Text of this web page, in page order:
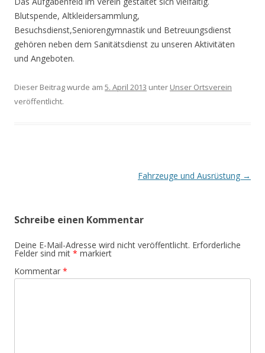
Blutspende, Altkleidersammlung,
Besuchsdienst,Seniorengymnastik und Betreuungsdienst
gehören neben dem Sanitätsdienst zu unseren Aktivitäten
und Angeboten.
Dieser Beitrag wurde am 5. April 2013 unter Unser Ortsverein
veröffentlicht.
t
r
a
g
Fahrzeuge und Ausrüstung →
Schreibe einen Kommentar
Deine E-Mail-Adresse wird nicht veröffentlicht. Erforderliche
Felder sind mit * markiert
Kommentar *